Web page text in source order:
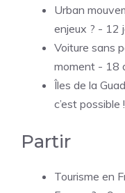
Urban
enjeux ? - 12
Voiture sans
moment - 18
Îles de la
c’est possible !
Partir
Tourisme en